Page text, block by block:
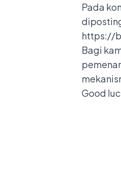
Pada
https://
Bagi
Good